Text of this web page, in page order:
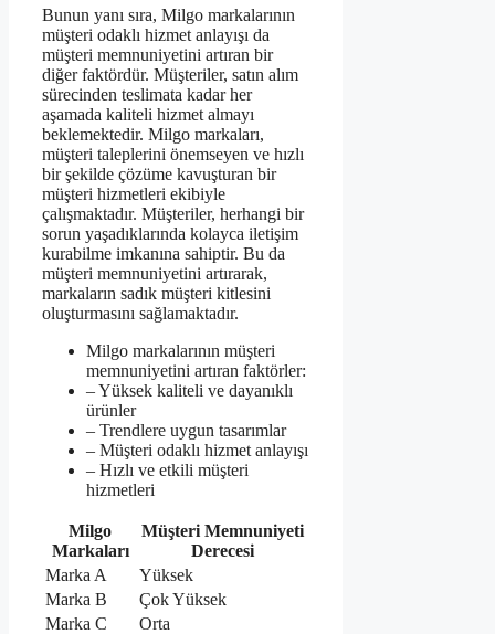
Bunun yanı sıra, Milgo markalarının
müşteri odaklı hizmet anlayışı da
müşteri memnuniyetini artıran bir
diğer faktördür. Müşteriler, satın alım
sürecinden teslimata kadar her
aşamada kaliteli hizmet almayı
beklemektedir. Milgo markaları,
müşteri taleplerini önemseyen ve hızlı
bir şekilde çözüme kavuşturan bir
müşteri hizmetleri ekibiyle
çalışmaktadır. Müşteriler, herhangi bir
sorun yaşadıklarında kolayca iletişim
kurabilme imkanına sahiptir. Bu da
müşteri memnuniyetini artırarak,
markaların sadık müşteri kitlesini
oluşturmasını sağlamaktadır.
Milgo markalarının müşteri
memnuniyetini artıran faktörler:
– Yüksek kaliteli ve dayanıklı
ürünler
– Trendlere uygun tasarımlar
– Müşteri odaklı hizmet anlayışı
– Hızlı ve etkili müşteri
hizmetleri
Milgo
Markaları
Müşteri Memnuniyeti
Derecesi
Marka A
Yüksek
Marka B
Çok Yüksek
Marka C
Orta